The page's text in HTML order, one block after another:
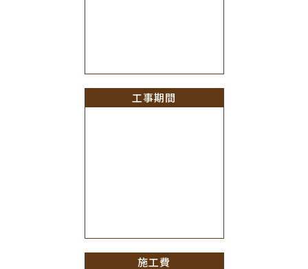
工事期間
施工費